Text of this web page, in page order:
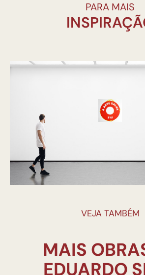
PARA MAIS
VEJA TAMBÉM
MAIS